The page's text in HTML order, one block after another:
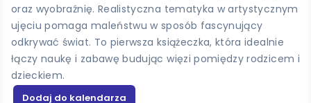
oraz wyobraźnię. Realistyczna tematyka w artystycznym
ujęciu pomaga maleństwu w sposób fascynujący
odkrywać świat. To pierwsza książeczka, która idealnie
łączy naukę i zabawę budując więzi pomiędzy rodzicem i
dzieckiem.